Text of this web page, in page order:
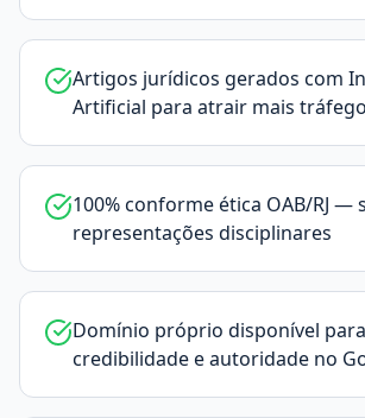
Artigos jurídicos gerados com
Artificial para atrair mais
100% conforme ética OAB/RJ —
representações disciplinares
Domínio próprio disponível
credibilidade e autoridade no